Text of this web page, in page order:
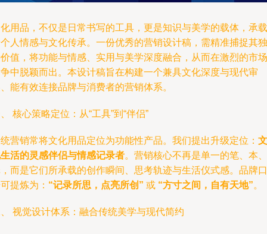
用品，不仅是日常书写的工具，更是知识与美学的载体，承载
人情感与文化传承。一份优秀的营销设计稿，需精准捕捉其独
值，将功能与情感、实用与美学深度融合，从而在激烈的市场
中脱颖而出。本设计稿旨在构建一个兼具文化深度与现代审
能有效连接品牌与消费者的营销体系。
核心策略定位：从“工具”到“伴侣”
营销常将文化用品定位为功能性产品。我们提出升级定位： 文
活的灵感伴侣与情感记录者。营销核心不再是单一的笔、本、
而是它们所承载的创作瞬间、思考轨迹与生活仪式感。品牌口
提炼为： “记录所思，点亮所创” 或 “方寸之间，自有天地”。
视觉设计体系：融合传统美学与现代简约